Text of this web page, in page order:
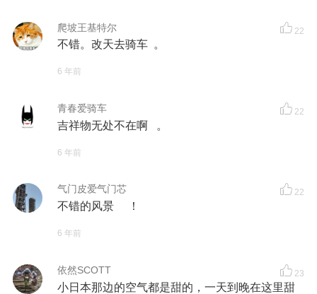
爬坡王基特尔 22
不错。改天去骑车 。
6 年前
青春爱骑车 22
吉祥物无处不在啊 。
6 年前
气门皮爱气门芯 22
不错的风景 ！
6 年前
依然SCOTT 23
小日本那边的空气都是甜的，一天到晚在这里甜